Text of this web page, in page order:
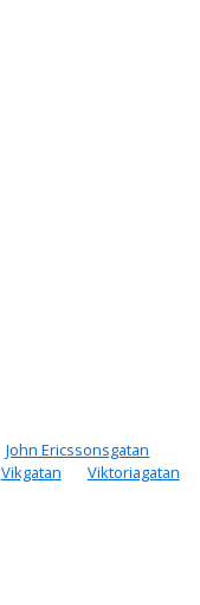
John Ericssonsgatan
Vikgatan
Viktoriagatan